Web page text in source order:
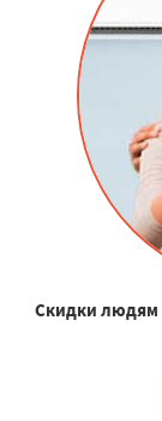
Скидки людям